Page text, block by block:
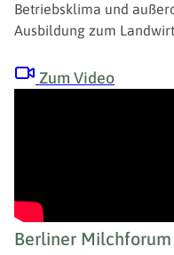
Betriebsklima und
Ausbildung zum
Zum Video
Berliner Milchforum